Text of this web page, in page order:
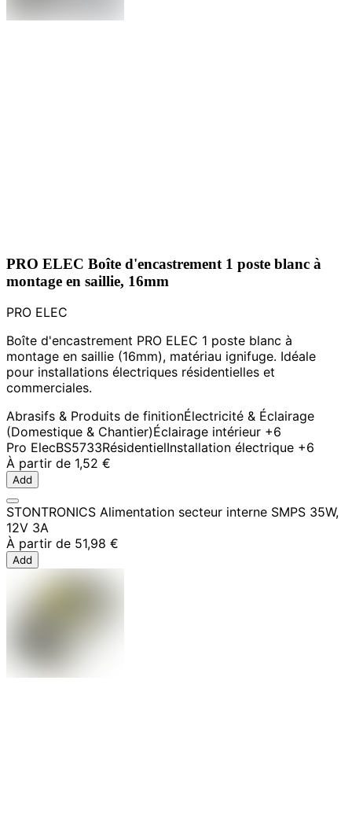
PRO ELEC Boîte d'encastrement 1 poste blanc à
montage en saillie, 16mm
PRO ELEC
Boîte d'encastrement PRO ELEC 1 poste blanc à
montage en saillie (16mm), matériau ignifuge. Idéale
pour installations électriques résidentielles et
commerciales.
Abrasifs & Produits de finitionÉlectricité & Éclairage
(Domestique & Chantier)Éclairage intérieur +6
Pro ElecBS5733RésidentielInstallation électrique +6
À partir de 1,52 €
Add
STONTRONICS Alimentation secteur interne SMPS 35W,
12V 3A
À partir de 51,98 €
Add